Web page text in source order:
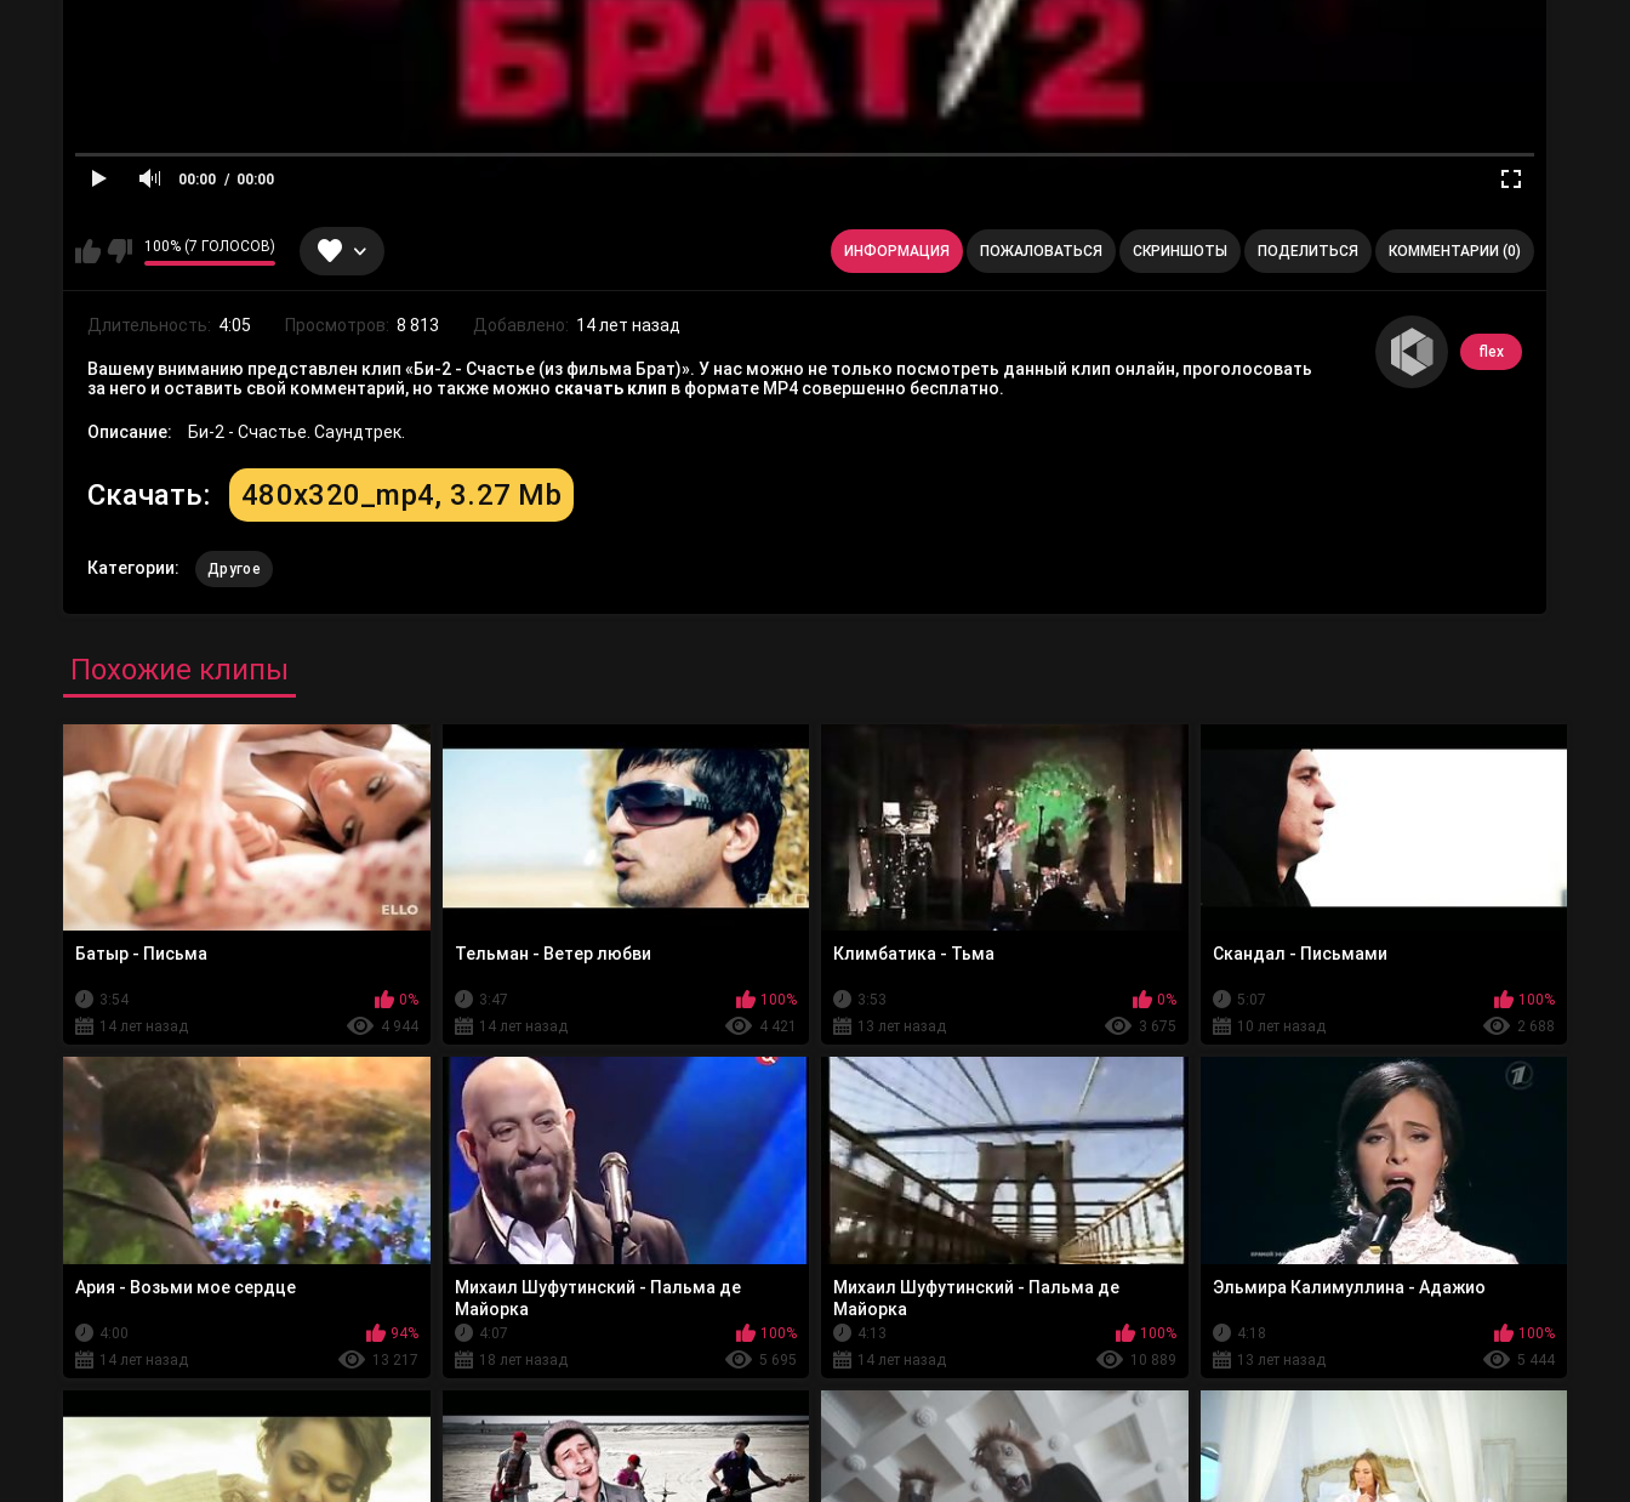
00:00 00:00
100% (7 ГОЛОСОВ) ИНФОРМАЦИЯ ПОЖАЛОВАТЬСЯ СКРИНШОТЫ ПОДЕЛИТЬСЯ КОММЕНТАРИИ (0)
flex
Длительность: 4:05 Просмотров: 8 813 Добавлено: 14 лет назад
Вашему вниманию представлен клип «Би-2 - Счастье (из фильма Брат)». У нас можно не только посмотреть данный клип онлайн, проголосовать
за него и оставить свой комментарий, но также можно скачать клип в формате MP4 совершенно бесплатно.
Описание: Би-2 - Счастье. Саундтрек.
Скачать: 480x320_mp4, 3.27 Mb
Категории: Другое
Похожие клипы
Батыр - Письма
3:54
0%
14 лет назад
4 944
Тельман - Ветер любви
3:47
100%
14 лет назад
4 421
Климбатика - Тьма
3:53
0%
13 лет назад
3 675
Скандал - Письмами
5:07
100%
10 лет назад
2 688
Ария - Возьми мое сердце
4:00
94%
14 лет назад
13 217
Михаил Шуфутинский - Пальма де
Майорка
4:07
100%
18 лет назад
5 695
Михаил Шуфутинский - Пальма де
Майорка
4:13
100%
14 лет назад
10 889
Эльмира Калимуллина - Адажио
4:18
100%
13 лет назад
5 444